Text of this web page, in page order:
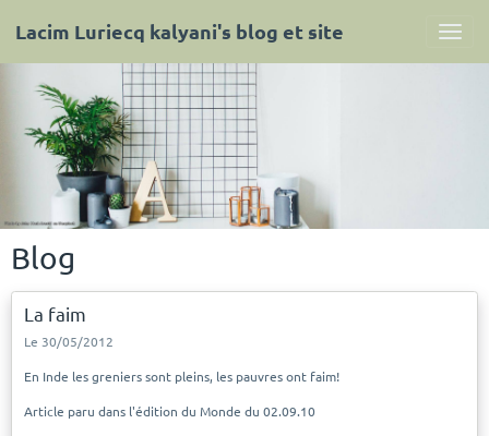
Lacim Luriecq kalyani's blog et site
Blog
La faim
Le 30/05/2012
En Inde les greniers sont pleins, les pauvres ont faim!
Article paru dans l'édition du Monde du 02.09.10